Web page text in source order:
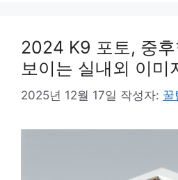
2024 K9 포토, 중
보이는 실내외 이미
2025년 12월 17일 작성자: 꿀